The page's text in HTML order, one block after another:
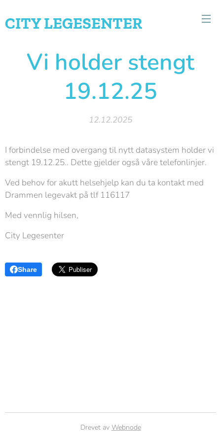
CITYLEGESENTER
Vi holder stengt
19.12.25
12.12.2025
I forbindelse med overgang til nytt datasystem holder vi
stengt 19.12.25.. Dette gjelder også våre telefonlinjer.
Ved behov for akutt helsehjelp kan du ta kontakt med
Drammen legevakt på tlf 116117
Med vennlig hilsen,
City Legesenter
Share
Drevet av Webnode